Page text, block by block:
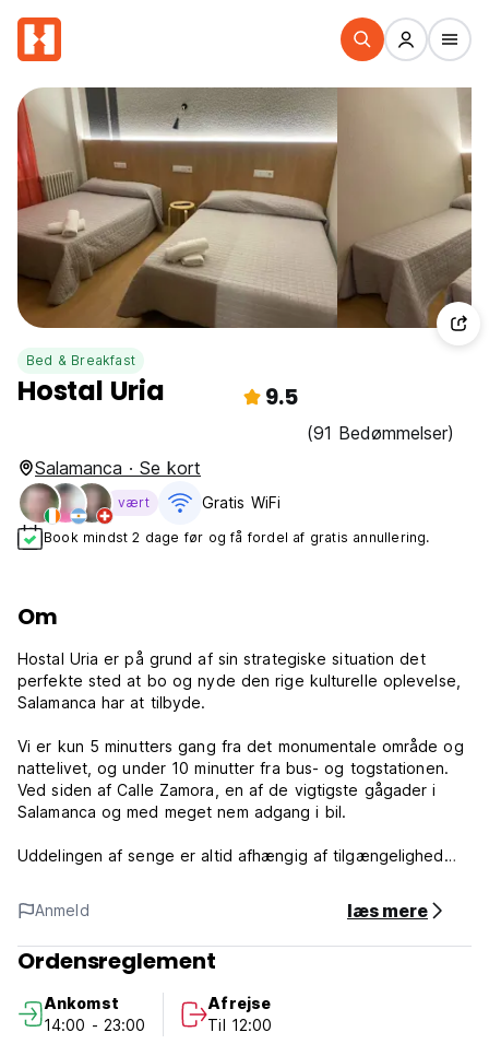
Bed & Breakfast
Hostal Uria 9.5
(91 Bedømmelser)
Salamanca · Se kort
vært Gratis WiFi
Book mindst 2 dage før og få fordel af gratis annullering.
Om
Hostal Uria er på grund af sin strategiske situation det
perfekte sted at bo og nyde den rige kulturelle oplevelse,
Salamanca har at tilbyde.
Vi er kun 5 minutters gang fra det monumentale område og
nattelivet, og under 10 minutter fra bus- og togstationen.
Ved siden af ​​Calle Zamora, en af ​​de vigtigste gågader i
Salamanca og med meget nem adgang i bil.
Uddelingen af ​​senge er altid afhængig af tilgængelighed
Anmeld
læs mere
Ordensreglement
Ankomst
14:00 - 23:00
Afrejse
Til 12:00